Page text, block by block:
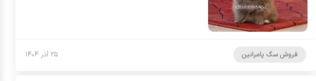
فروش سگ پامرانین ۲۵ آذر ۱۴۰۴